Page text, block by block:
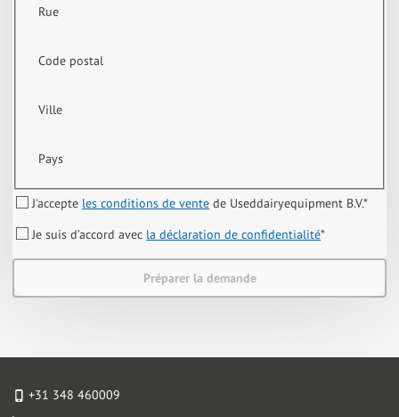
Rue
Code postal
Ville
Pays
J'accepte les conditions de vente de Useddairyequipment B.V.*
Je suis d’accord avec la déclaration de confidentialité*
Préparer la demande
+31 348 460009